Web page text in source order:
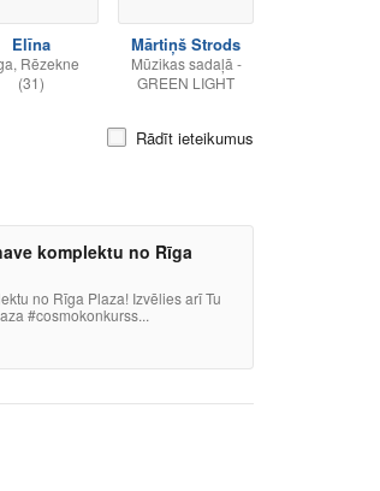
Elīna
Rēzekne
(31)
Mārtiņš Strods
Mūzikas sadaļā -
GREEN LIGHT
Rādīt ieteikumus
komplektu no Rīga
no Rīga Plaza! Izvēlies arī Tu
#cosmokonkurss...